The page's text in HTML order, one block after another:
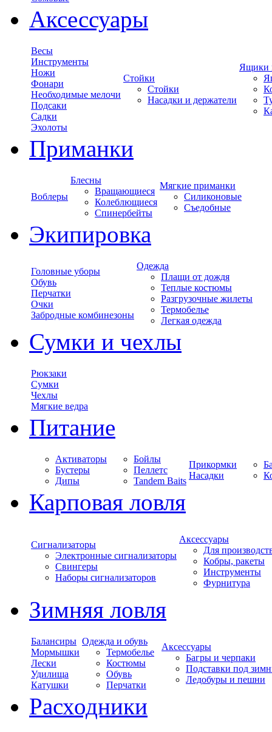
Аксессуары
Весы
Инструменты
Ножи
Фонари
Необходимые мелочи
Подсаки
Садки
Эхолоты
Стойки
Стойки
Насадки и держатели
Ящики
Приманки
Воблеры
Блесны
Вращающиеся
Колеблющиеся
Спинербейты
Мягкие приманки
Силиконовые
Съедобные
Экипировка
Головные уборы
Обувь
Перчатки
Очки
Забродные комбинезоны
Одежда
Плащи от дождя
Теплые костюмы
Разгрузочные жилеты
Термобелье
Легкая одежда
Сумки и чехлы
Рюкзаки
Сумки
Чехлы
Мягкие ведра
Питание
Активаторы
Бустеры
Дипы
Бойлы
Пеллетс
Tandem Baits
Прикормки
Насадки
Карповая ловля
Сигнализаторы
Электронные сигнализаторы
Свингеры
Наборы сигнализаторов
Аксессуары
Для
Кобры, ракеты
Инструменты
Фурнитура
Зимняя ловля
Балансиры
Мормышки
Лески
Удилища
Катушки
Одежда и обувь
Термобелье
Костюмы
Обувь
Перчатки
Аксессуары
Багры и черпаки
Подставки под
Ледобуры и пешни
Расходники